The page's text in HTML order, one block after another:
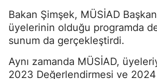
Bakan Şimşek, MÜSİAD
üyelerinin olduğu programda
sunum da gerçekleştirdi.
Aynı zamanda MÜSİAD,
2023 Değerlendirmesi ve